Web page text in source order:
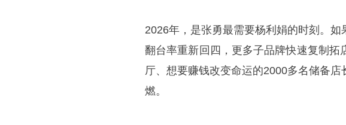
2026年，是张勇最需要杨利娟的时刻。如
翻台率重新回四，更多子品牌快速复制
厅、想要赚钱改变命运的2000多名储备
燃。